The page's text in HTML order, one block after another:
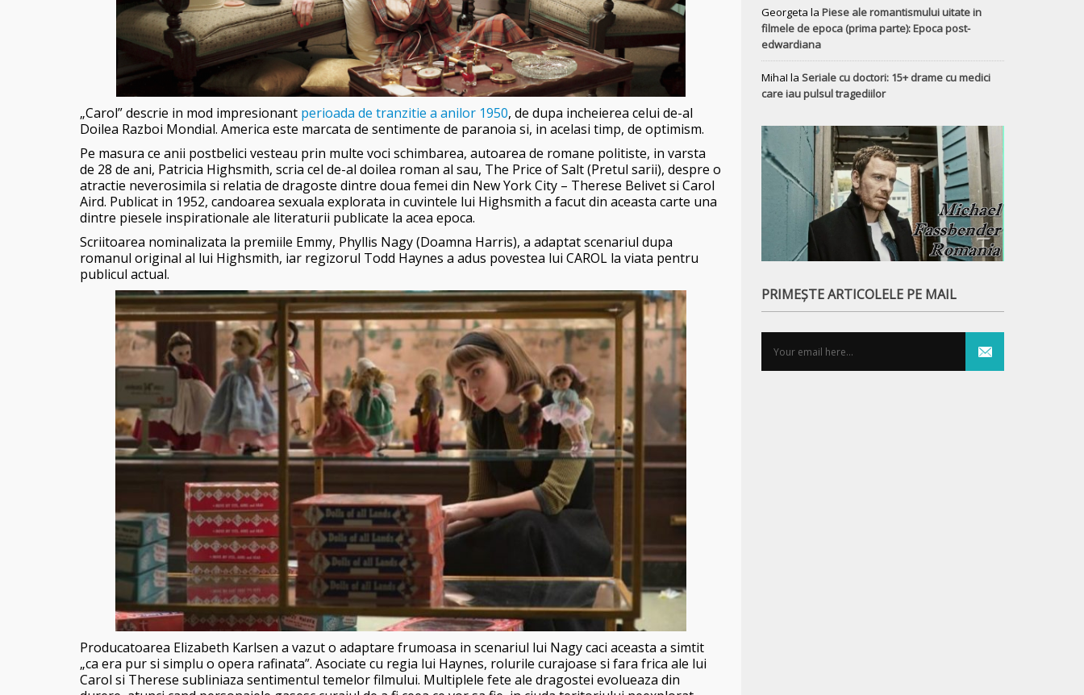
„Carol” descrie in mod impresionant perioada de tranzitie a anilor 1950, de dupa incheierea celui de-al
Doilea Razboi Mondial. America este marcata de sentimente de paranoia si, in acelasi timp, de optimism.
Pe masura ce anii postbelici vesteau prin multe voci schimbarea, autoarea de romane politiste, in varsta
de 28 de ani, Patricia Highsmith, scria cel de-al doilea roman al sau, The Price of Salt (Pretul sarii), despre o
atractie neverosimila si relatia de dragoste dintre doua femei din New York City – Therese Belivet si Carol
Aird. Publicat in 1952, candoarea sexuala explorata in cuvintele lui Highsmith a facut din aceasta carte una
dintre piesele inspirationale ale literaturii publicate la acea epoca.
Scriitoarea nominalizata la premiile Emmy, Phyllis Nagy (Doamna Harris), a adaptat scenariul dupa
romanul original al lui Highsmith, iar regizorul Todd Haynes a adus povestea lui CAROL la viata pentru
publicul actual.
Producatoarea Elizabeth Karlsen a vazut o adaptare frumoasa in scenariul lui Nagy caci aceasta a simtit
„ca era pur si simplu o opera rafinata”. Asociate cu regia lui Haynes, rolurile curajoase si fara frica ale lui
Carol si Therese subliniaza sentimentul temelor filmului. Multiplele fete ale dragostei evolueaza din
Georgeta la Piese ale romantismului uitate in
filmele de epoca (prima parte): Epoca post-
edwardiana
MihaI la Seriale cu doctori: 15+ drame cu medici
care iau pulsul tragediilor
PRIMEȘTE ARTICOLELE PE MAIL